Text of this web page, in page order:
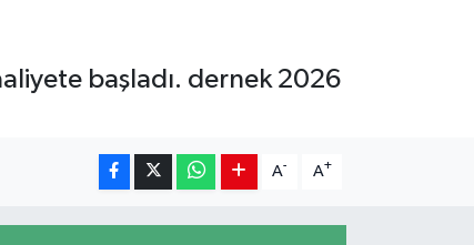
başladı. dernek 2026
A- A+